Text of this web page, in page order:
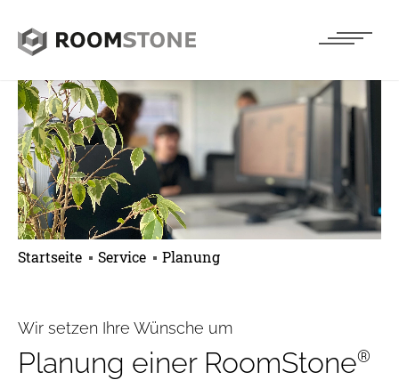
Startseite Service Planung
Wir setzen Ihre Wünsche um
Planung einer RoomStone®